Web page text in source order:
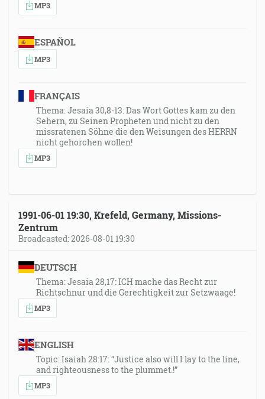
MP3
ESPAÑOL
MP3
FRANÇAIS
Thema: Jesaia 30,8-13: Das Wort Gottes kam zu den
Sehern, zu Seinen Propheten und nicht zu den
missratenen Söhne die den Weisungen des HERRN
nicht gehorchen wollen!
MP3
1991-06-01 19:30, Krefeld, Germany, Missions-
Zentrum
Broadcasted: 2026-08-01 19:30
DEUTSCH
Thema: Jesaia 28,17: ICH mache das Recht zur
Richtschnur und die Gerechtigkeit zur Setzwaage!
MP3
ENGLISH
Topic: Isaiah 28:17: “Justice also will I lay to the line,
and righteousness to the plummet.!”
MP3